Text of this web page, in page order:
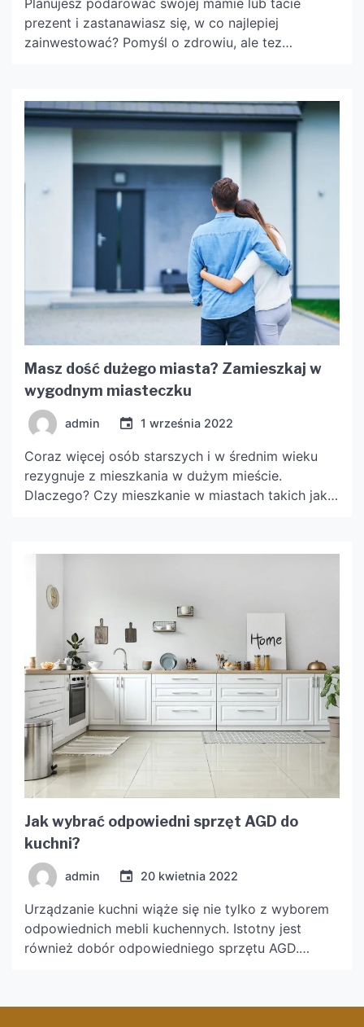
prezent i zastanawiasz się, w co najlepiej
zainwestować? Pomyśl o zdrowiu, ale tez
przez dłuższy czas? W takich sytuacjach idealnie
sprawdzają się nowe i używane rowery
holenderskie elektryczne. Więcej informacji w
artykule.
Masz dość dużego miasta? Zamieszkaj w
wygodnym miasteczku
admin 1 września 2022
Coraz więcej osób starszych i w średnim wieku
rezygnuje z mieszkania w dużym mieście.
Dlaczego? Czy mieszkanie w miastach takich jak
zestawimy je z zaletami mieszkania Mogilno w
lektury.
Jak wybrać odpowiedni sprzęt AGD do
kuchni?
admin 20 kwietnia 2022
Urządzanie kuchni wiąże się nie tylko z wyborem
odpowiednich mebli kuchennych. Istotny jest
również dobór odpowiedniego sprzętu AGD.